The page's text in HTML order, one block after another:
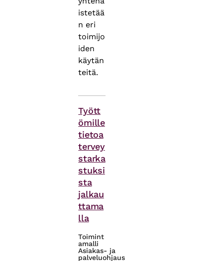
istetää
n eri
toimijo
iden
käytän
teitä.
Tyött
ömille
tietoa
tervey
starka
stuksi
sta
jalkau
ttama
lla
Toimint
amalli
Asiakas- ja
palveluohjaus